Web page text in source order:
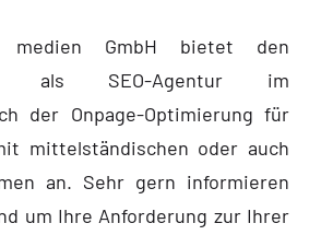
medien GmbH bietet den
als SEO-Agentur im
der Onpage-Optimierung für
mittelständischen oder auch
an. Sehr gern informieren
um Ihre Anforderung zur Ihrer